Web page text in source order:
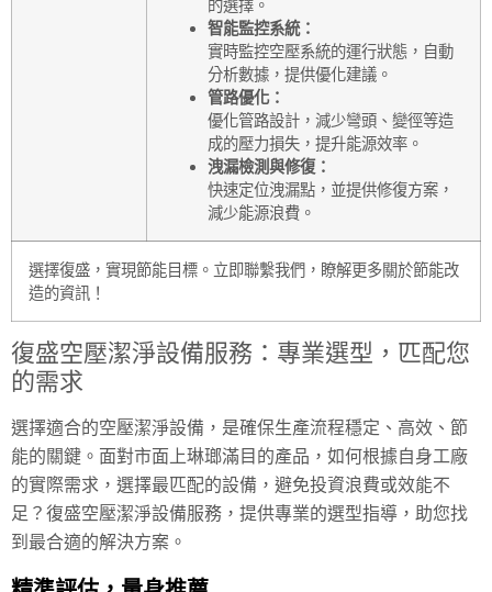
的選擇。
智能監控系統：
實時監控空壓系統的運行狀態，自動
分析數據，提供優化建議。
管路優化：
優化管路設計，減少彎頭、變徑等造
成的壓力損失，提升能源效率。
洩漏檢測與修復：
快速定位洩漏點，並提供修復方案，
減少能源浪費。
選擇復盛，實現節能目標。立即聯繫我們，瞭解更多關於節能改
造的資訊！
復盛空壓潔淨設備服務：專業選型，匹配您
的需求
選擇適合的空壓潔淨設備，是確保生產流程穩定、高效、節
能的關鍵。面對市面上琳瑯滿目的產品，如何根據自身工廠
的實際需求，選擇最匹配的設備，避免投資浪費或效能不
足？復盛空壓潔淨設備服務，提供專業的選型指導，助您找
到最合適的解決方案。